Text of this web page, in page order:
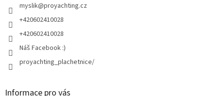
myslik@proyachting.cz
+420602410028
+420602410028
Náš Facebook :)
proyachting_plachetnice/
Informace pro vás